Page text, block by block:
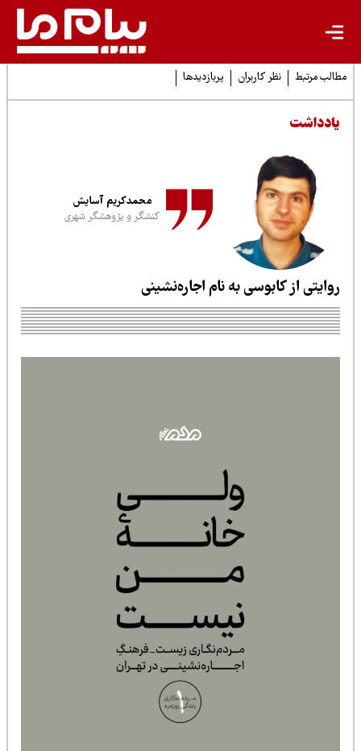
مرتبط نظر کاربران پربازدیدها
محمدکریم آسایش
کنشگر و پژوهشگر شهری
از کابوسی به نام اجاره‌نشینی